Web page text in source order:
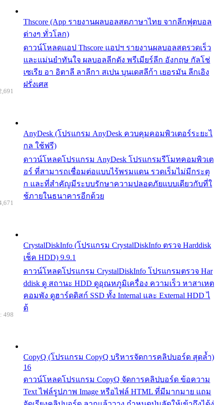
Thscore (App รายงานผลบอลสดภาษาไทย จากลีกฟุตบอล
ต่างๆ ทั่วโลก)
ดาวน์โหลดแอป Thscore แอปฯ รายงานผลบอลสดรวดเร็ว
และแม่นยำทันใจ ผลบอลลีกดัง พรีเมียร์ลีก อังกฤษ กัลโช่
เซเรีย อา อิตาลี ลาลีกา สเปน บุนเดสลีก้า เยอรมัน ลีกเอิง
ฝรั่งเศส
AnyDesk (โปรแกรม AnyDesk ควบคุมคอมพิวเตอร์ระยะไ
กล ใช้ฟรี)
ดาวน์โหลดโปรแกรม AnyDesk โปรแกรมรีโมทคอมพิวเต
อร์ ที่สามารถเชื่อมต่อแบบไร้พรมแดน รวดเร็มไม่มีกระตุ
ก และที่สำคัญมีระบบรักษาความปลอดภัยแบบเดียวกับที่ใ
ช้ภายในธนาคารอีกด้วย
CrystalDiskInfo (โปรแกรม CrystalDiskInfo ตรวจ Harddisk
เช็ค HDD) 9.9.1
ดาวน์โหลดโปรแกรม CrystalDiskInfo โปรแกรมตรวจ Har
ddisk ดู สถานะ HDD ดูอุณหภูมิเครื่อง ความเร็ว หาสาเหต
คอมพัง ดูฮาร์ดดิสก์ SSD ทั้ง Internal และ External HDD ไ
ด้
CopyQ (โปรแกรม CopyQ บริหารจัดการคลิปบอร์ด สุดล้ำ)
16
ดาวน์โหลดโปรแกรม CopyQ จัดการคลิปบอร์ด ข้อความ
Text ไฟล์รูปภาพ Image หรือไฟล์ HTML ที่มีมากมาย แถม
498